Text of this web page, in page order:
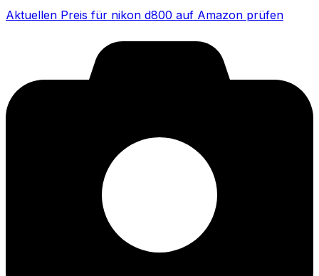
Aktuellen Preis für nikon d800 auf Amazon prüfen